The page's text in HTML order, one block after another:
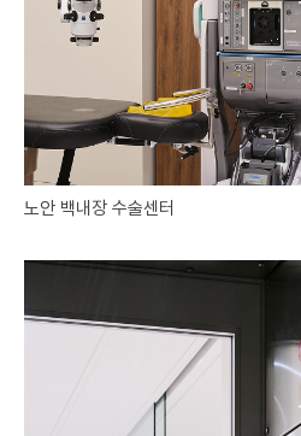
노안 백내장 수술센터